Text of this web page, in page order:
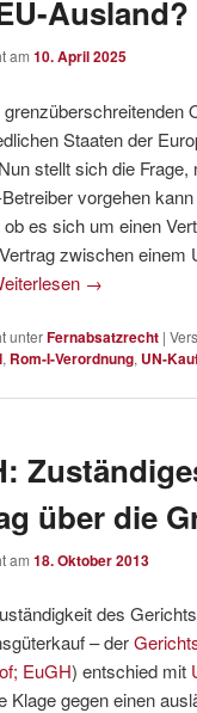
Ausland?
am 10. April 2025
Staaten der
stellt sich die
vorgehen
ob es sich um einen
zwischen
→
unterFernabsatzrecht |
, Rom-I-Verordnung, UN-
über die
am 18. Oktober 2013
des
– der
EuGH) entschied mit
Klage gegen einen